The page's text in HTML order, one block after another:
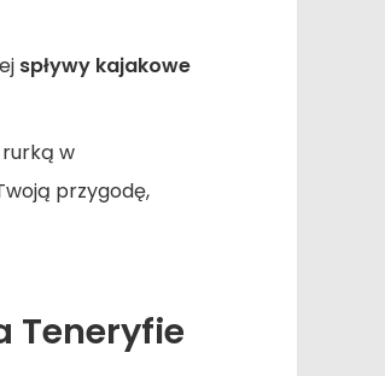
spływy kajakowe
rurką w
przygodę,
Teneryfie